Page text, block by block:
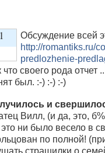
1
up!
Обсуждение всей
http://romantiks.ru/
predlozhenie-
что своего рода отчет
был. :-) :-) :-)
и
Вилл, (и да, это,
ни было весело в
по полной!